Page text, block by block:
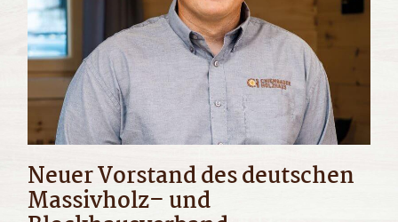
Neuer Vorstand des deutschen
Massivholz– und